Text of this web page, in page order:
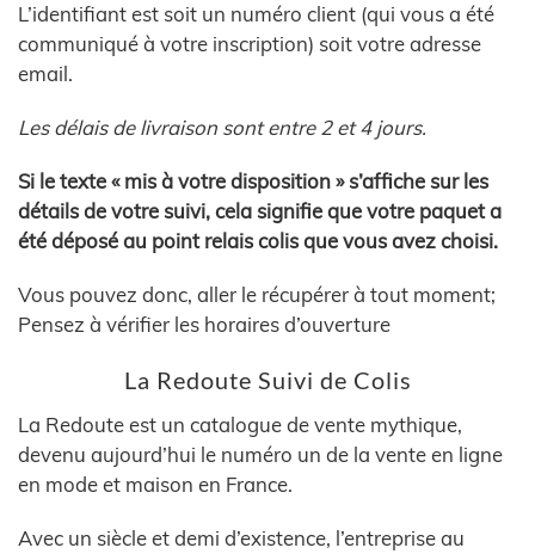
L’identifiant est soit un numéro client (qui vous a été
communiqué à votre inscription) soit votre adresse
email.
Les délais de livraison sont entre 2 et 4 jours.
Si le texte « mis à votre disposition » s’affiche sur les
détails de votre suivi, cela signifie que votre paquet a
été déposé au point relais colis que vous avez choisi.
Vous pouvez donc, aller le récupérer à tout moment;
Pensez à vérifier les horaires d’ouverture
La Redoute Suivi de Colis
La Redoute est un catalogue de vente mythique,
devenu aujourd’hui le numéro un de la vente en ligne
en mode et maison en France.
Avec un siècle et demi d’existence, l’entreprise au